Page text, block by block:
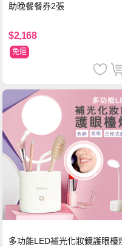
助晚餐餐券2張
$2,168
免運
多功能LED補光化妝鏡護眼檯